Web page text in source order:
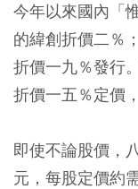
今年以來國內「
的緯創折價二％
折價一九％發行
折價一五％定價
即使不論股價，
元，每股定價約